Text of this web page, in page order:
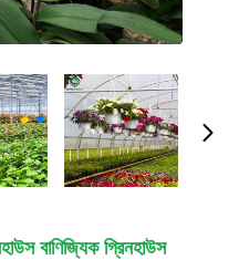
বাণিজ্যিক গ্রিনহাউস